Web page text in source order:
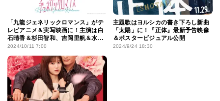
「九龍ジェネリックロマンス」がテ
レビアニメ＆実写映画に！主演は白
石晴香＆杉田智和、吉岡里帆＆水上
恒司
2024/10/11 7:00
主題歌はヨルシカの書き下ろし新曲
「太陽」に！『正体』最新予告映像
＆ポスタービジュアル公開
2024/9/24 18:30